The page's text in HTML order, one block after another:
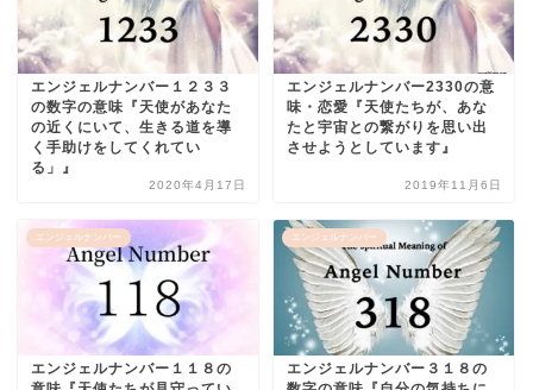
エンジェルナンバー１２３３
の数字の意味『天使があなた
の近くにいて、生きる道を導
く手助けをしてくれてい
る」』
2020年4月17日
エンジェルナンバー2330の意
味・恋愛『天使たちが、あな
たと宇宙との繋がりを思い出
させようとしています』
2019年11月6日
エンジェルナンバー
エンジェルナンバー１１８の
エンジェルナンバー
エンジェルナンバー３１８の